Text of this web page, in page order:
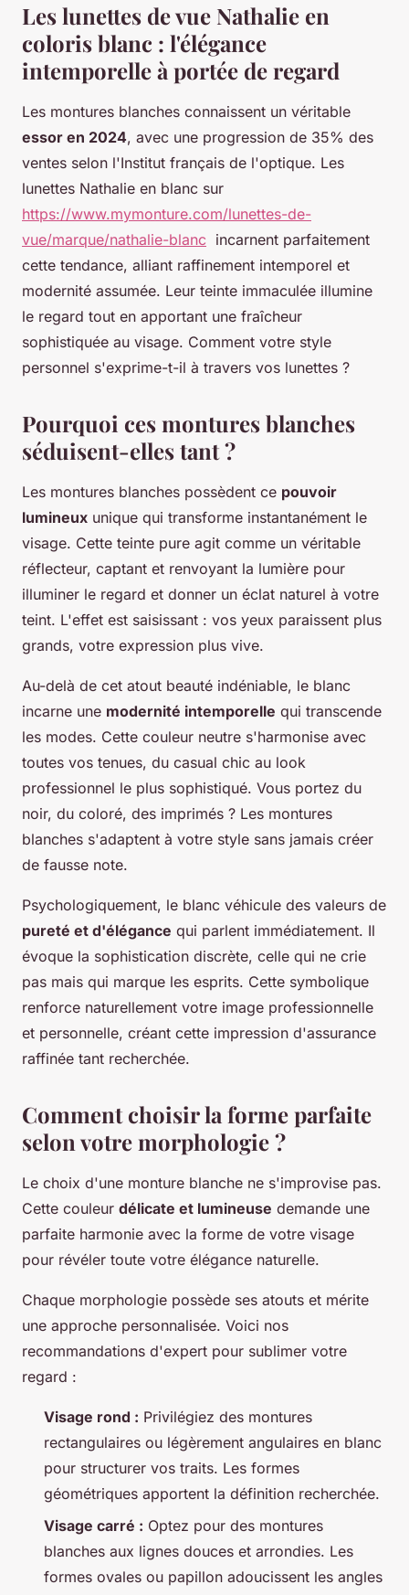
Les lunettes de vue Nathalie en
coloris blanc : l'élégance
intemporelle à portée de regard
Les montures blanches connaissent un véritable
essor en 2024, avec une progression de 35% des
ventes selon l'Institut français de l'optique. Les
lunettes Nathalie en blanc sur
https://www.mymonture.com/lunettes-de-
vue/marque/nathalie-blanc incarnent parfaitement
cette tendance, alliant raffinement intemporel et
modernité assumée. Leur teinte immaculée illumine
le regard tout en apportant une fraîcheur
sophistiquée au visage. Comment votre style
personnel s'exprime-t-il à travers vos lunettes ?
Pourquoi ces montures blanches
séduisent-elles tant ?
Les montures blanches possèdent ce pouvoir
lumineux unique qui transforme instantanément le
visage. Cette teinte pure agit comme un véritable
réflecteur, captant et renvoyant la lumière pour
illuminer le regard et donner un éclat naturel à votre
teint. L'effet est saisissant : vos yeux paraissent plus
grands, votre expression plus vive.
Au-delà de cet atout beauté indéniable, le blanc
incarne une modernité intemporelle qui transcende
les modes. Cette couleur neutre s'harmonise avec
toutes vos tenues, du casual chic au look
professionnel le plus sophistiqué. Vous portez du
noir, du coloré, des imprimés ? Les montures
blanches s'adaptent à votre style sans jamais créer
de fausse note.
Psychologiquement, le blanc véhicule des valeurs de
pureté et d'élégance qui parlent immédiatement. Il
évoque la sophistication discrète, celle qui ne crie
pas mais qui marque les esprits. Cette symbolique
renforce naturellement votre image professionnelle
et personnelle, créant cette impression d'assurance
raffinée tant recherchée.
Comment choisir la forme parfaite
selon votre morphologie ?
Le choix d'une monture blanche ne s'improvise pas.
Cette couleur délicate et lumineuse demande une
parfaite harmonie avec la forme de votre visage
pour révéler toute votre élégance naturelle.
Chaque morphologie possède ses atouts et mérite
une approche personnalisée. Voici nos
recommandations d'expert pour sublimer votre
regard :
Visage rond : Privilégiez des montures
rectangulaires ou légèrement angulaires en blanc
pour structurer vos traits. Les formes
géométriques apportent la définition recherchée.
Visage carré : Optez pour des montures
blanches aux lignes douces et arrondies. Les
formes ovales ou papillon adoucissent les angles